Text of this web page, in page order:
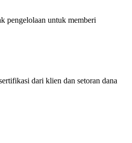
pengelolaan untuk memberi
dari klien dan setoran dana